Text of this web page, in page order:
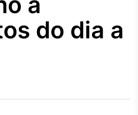
Tudo sobre o
agronegócio
do dia a